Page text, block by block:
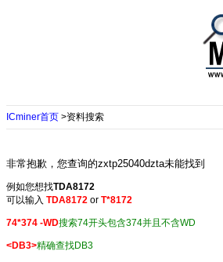
ICminer首页 >资料搜索
非常抱歉，您查询的zxtp25040dzta未能找到
例如您想找TDA8172
可以输入 TDA8172 or T*8172
74*374 -WD搜索74开头包含374并且不含WD
<DB3>精确查找DB3